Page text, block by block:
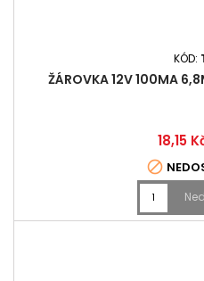
KÓD:
ŽÁROVKA 12V 100MA
Cena
18,15
